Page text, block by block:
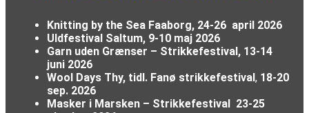
Knitting by the Sea Faaborg, 24-26 april 2026
Uldfestival Saltum, 9-10 maj 2026
Garn uden Grænser – Strikkefestival, 13-14
juni 2026
Wool Days Thy, tidl. Fanø strikkefestival, 18-20
sep. 2026
Masker i Marsken – Strikkefestival 23-25